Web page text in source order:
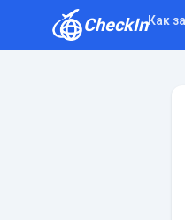
CheckInКак